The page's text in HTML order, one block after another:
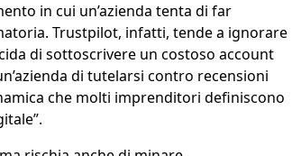
in cui un’azienda tenta di far
Trustpilot, infatti, tende a ignorare
di sottoscrivere un costoso account
di tutelarsi contro recensioni
che molti imprenditori definiscono